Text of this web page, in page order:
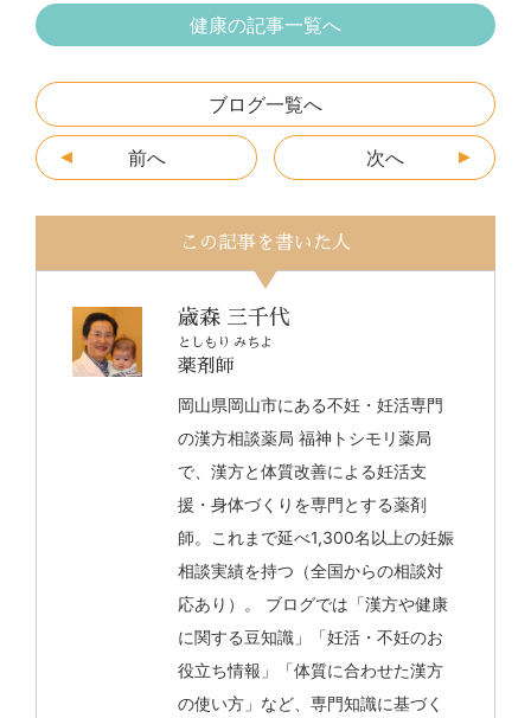
健康の記事一覧へ
ブログ一覧へ
前へ 次へ
この記事を書いた人
歳森 三千代
としもり みちよ
薬剤師
岡山県岡山市にある不妊・妊活専門
の漢方相談薬局 福神トシモリ薬局
で、漢方と体質改善による妊活支
援・身体づくりを専門とする薬剤
師。これまで延べ1,300名以上の妊娠
相談実績を持つ（全国からの相談対
応あり）。 ブログでは「漢方や健康
に関する豆知識」「妊活・不妊のお
役立ち情報」「体質に合わせた漢方
の使い方」など、専門知識に基づく